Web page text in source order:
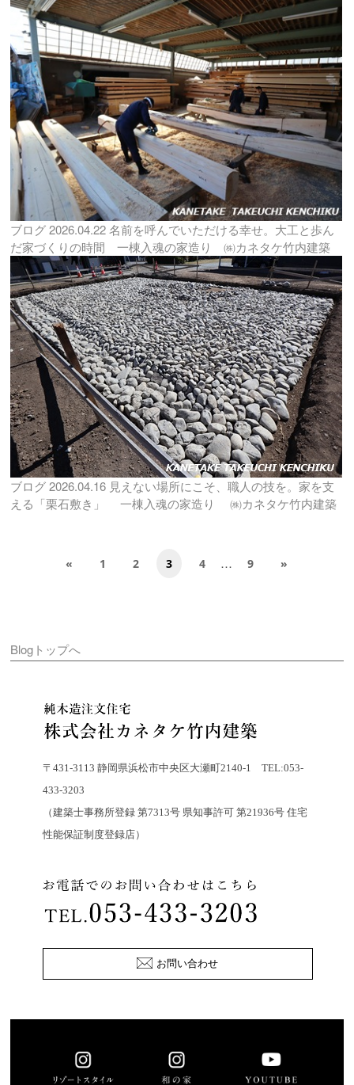
ブログ2026.04.22 名前を呼んでいただける幸せ。大工と歩ん
だ家づくりの時間 一棟入魂の家造り ㈱カネタケ竹内建築
ブログ2026.04.16 見えない場所にこそ、職人の技を。家を支
える「栗石敷き」 一棟入魂の家造り ㈱カネタケ竹内建築
« 1 2 3 4 … 9 »
Blogトップへ
〒431-3113 静岡県浜松市中央区大瀬町2140-1 TEL:053-
433-3203
（建築士事務所登録 第7313号 県知事許可 第21936号 住宅
性能保証制度登録店）
お問い合わせ